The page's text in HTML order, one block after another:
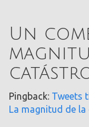
Un
Pingback: Tweets
La magnitud de